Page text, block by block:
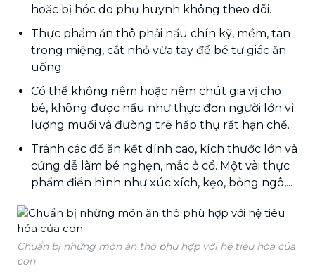
hoặc bị hóc do phụ huynh không theo dõi.
Thực phẩm ăn thô phải nấu chín kỹ, mềm, tan
trong miệng, cắt nhỏ vừa tay để bé tự giác ăn
uống.
Có thể không nêm hoặc nêm chút gia vị cho
bé, không được nấu như thực đơn người lớn vì
lượng muối và đường trẻ hấp thụ rất hạn chế.
Tránh các đồ ăn kết dính cao, kích thước lớn và
cứng dễ làm bé nghẹn, mắc ở cổ. Một vài thực
phẩm điển hình như xúc xích, kẹo, bỏng ngô,...
Chuẩn bị những món ăn thô phù hợp với hệ tiêu hóa của
con